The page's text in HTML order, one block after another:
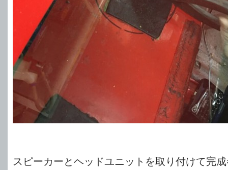
スピーカーとヘッドユニットを取り付けて完